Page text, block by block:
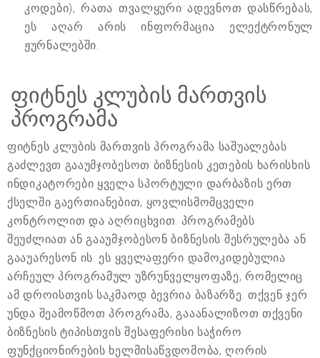
კოდები), რათა თვალყური ადევნოთ დასწრებას,
ეს აღარ არის ინფორმაცია ელექტრონულ
ჟურნალებში.
ფიტნეს კლუბის მართვის
პროგრამა
ფიტნეს კლუბის მართვის პროგრამა საშუალებას
გაძლევთ გააუმჯობესოთ ბიზნესის კეთების ხარისხის
ინდიკატორები ყველა სპორტული დარბაზის ერთ
ქსელში გაერთიანებით, ყოვლისმომცველი
კონტროლით და აღრიცხვით. პროგრამებს
შეუძლიათ ან გააუმჯობესონ ბიზნესის შესრულება ან
გააუარესონ ის. ეს ყველაფერი დამოკიდებულია
არჩეულ პროგრამულ უზრუნველყოფაზე, რომელიც
ამ დროისთვის საკმაოდ ბევრია ბაზარზე. თქვენ ჯერ
უნდა შეამოწმოთ პროგრამა, გააანალიზოთ თქვენი
ბიზნესის ტიპისთვის შესაფერისი საჭირო
ფუნქციონირების ხელმისაწვდომობა, ღორის